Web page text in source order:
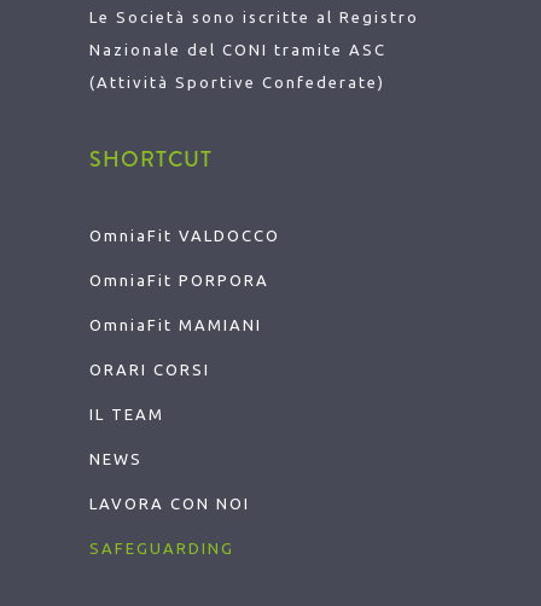
Le Società sono iscritte al Registro
Nazionale del CONI tramite ASC
(Attività Sportive Confederate)
SHORTCUT
OmniaFit VALDOCCO
OmniaFit PORPORA
OmniaFit MAMIANI
ORARI CORSI
IL TEAM
NEWS
LAVORA CON NOI
SAFEGUARDING